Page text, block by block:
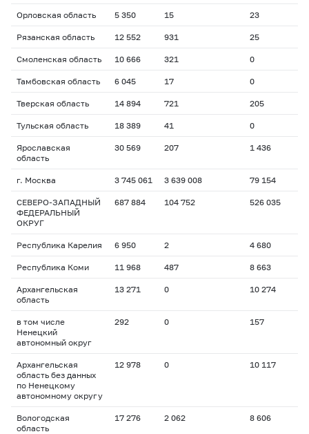
Орловская область 5 350 15 23
Рязанская область 12 552 931 25
Смоленская область 10 666 321 0
Тамбовская область 6 045 17 0
Тверская область 14 894 721 205
Тульская область 18 389 41 0
Ярославская
область
30 569 207 1 436
г. Москва 3 745 061 3 639 008 79 154
СЕВЕРО-ЗАПАДНЫЙ
ФЕДЕРАЛЬНЫЙ
ОКРУГ
687 884 104 752 526 035
Республика Карелия 6 950 2 4 680
Республика Коми 11 968 487 8 663
Архангельская
область
13 271 0 10 274
в том числе
Ненецкий
автономный округ
292 0 157
Архангельская
область без данных
по Ненецкому
автономному округу
12 978 0 10 117
Вологодская
область
17 276 2 062 8 606